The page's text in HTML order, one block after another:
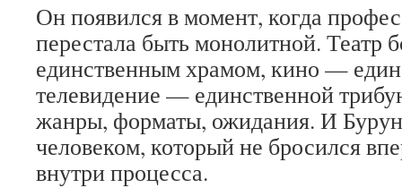
Он появился в момент, когда
перестала быть монолитной. Театр
единственным храмом, кино —
телевидение — единственной
жанры, форматы, ожидания. И
человеком, который не бросился
внутри процесса.